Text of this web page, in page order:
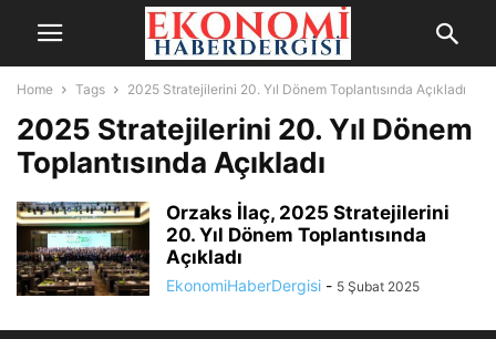
Home Tags 2025 Stratejilerini 20. Yıl Dönem Toplantısında Açıkladı
2025 Stratejilerini 20. Yıl Dönem
Toplantısında Açıkladı
Orzaks İlaç, 2025 Stratejilerini
20. Yıl Dönem Toplantısında
Açıkladı
EkonomiHaberDergisi - 5 Şubat 2025